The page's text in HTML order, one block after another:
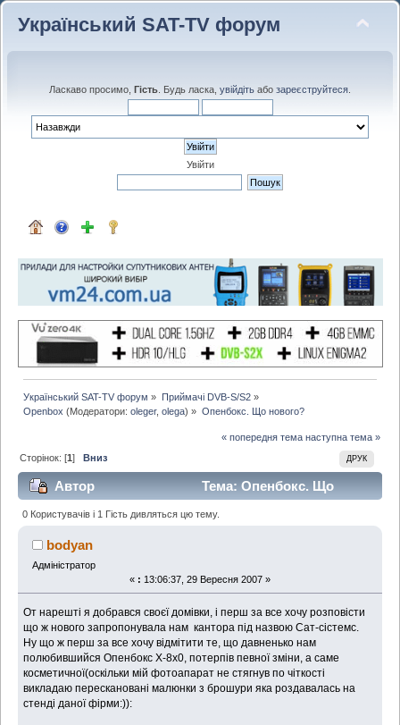
Український SAT-TV форум
Ласкаво просимо, Гість . Будь ласка, увійдіть або зареєструйтеся
Увійти
Український SAT-TV форум » Приймачі DVB-S/S2»
Openbox (Модератори:oleger,olega) » Опенбокс. Що нового?
« попередня тема наступна тема »
ДРУК
Сторінок: [1]Вниз
Автор
Тема: Опенбокс. Що
нового? (Прочитано 6369 раз)
0 Користувачів і 1 Гість дивляться цю тему.
bodyan
Адміністратор
« : 13:06:37, 29 Вересня 2007 »
От нарешті я добрався своєї домівки, і перш за все хочу розповісти
що ж нового запропонувала нам кантора під назвою Сат-сістемс.
Ну що ж перш за все хочу відмітити те, що давненько нам
полюбившийся Опенбокс Х-8х0, потерпів певної зміни, а саме
косметичної(оскільки мій фотоапарат не стягнув по чіткості
викладаю перескановані малюнки з брошури яка роздавалась на
стенді даної фірми:)):